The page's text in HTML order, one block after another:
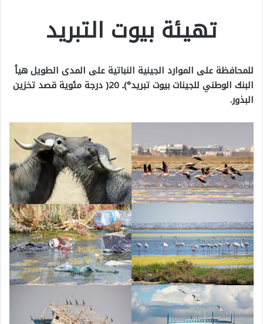
تهيئة بيوت التبريد
للمحافظة على الموارد الجينية النباتية على المدى الطويل هيأ
البنك الوطني للجينات بيوت تبريد°)ـ 20( درجة مئوية قصد تخزين
البذور.